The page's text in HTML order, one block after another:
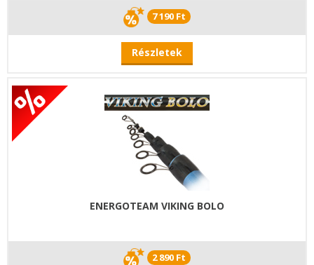
7 190 Ft
Részletek
ENERGOTEAM VIKING BOLO
2 890 Ft